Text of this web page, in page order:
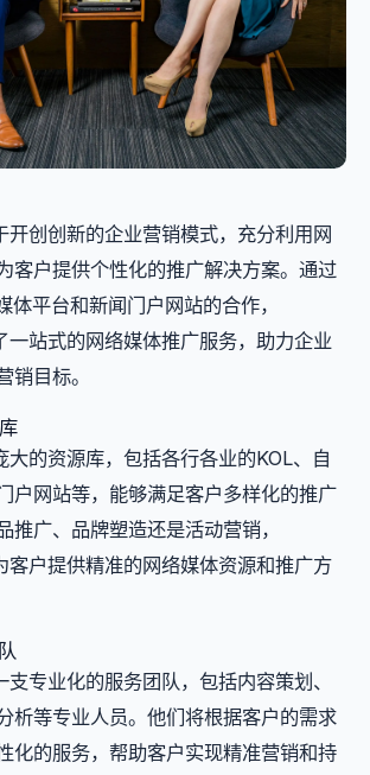
创创新的企业营销模式，充分利用网
客户提供个性化的推广解决方案。通过
体平台和新闻门户网站的合作，
一站式的网络媒体推广服务，助力企业
销目标。
的资源库，包括各行各业的KOL、自
户网站等，能够满足客户多样化的推广
推广、品牌塑造还是活动营销，
客户提供精准的网络媒体资源和推广方
专业化的服务团队，包括内容策划、
析等专业人员。他们将根据客户的需求
化的服务，帮助客户实现精准营销和持